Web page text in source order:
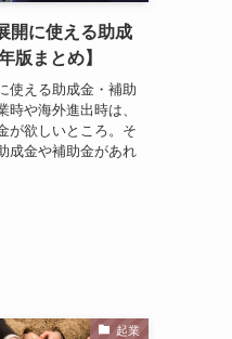
開に使える助成
版まとめ】
使える助成金・補助
時や海外進出時は、
が欲しいところ。そ
成金や補助金があれ
起業